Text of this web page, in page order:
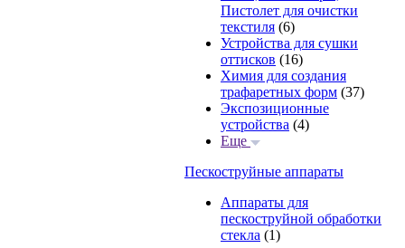
Пистолет для очистки
текстиля (6)
Устройства для сушки
оттисков (16)
Химия для создания
трафаретных форм (37)
Экспозиционные
устройства (4)
Еще
Пескоструйные аппараты
Аппараты для
пескоструйной обработки
стекла (1)